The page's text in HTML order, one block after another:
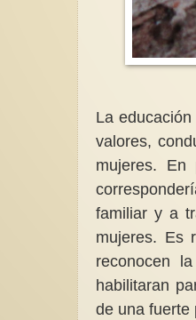
La
valores,
mujeres.
familiar y a
mujeres. Es
reconocen
habilitaran
de una fuerte